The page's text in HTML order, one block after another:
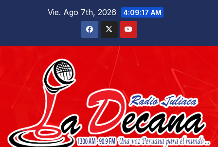
Vie. Ago 7th, 2026 4:09:18 AM